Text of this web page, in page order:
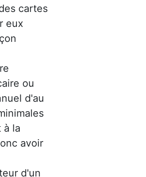
cartes
eux
ou
d'au
à la
avoir
d'un